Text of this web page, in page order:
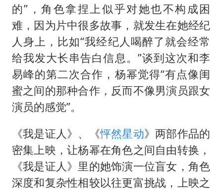
的”，角色拿捏上似乎对她也不构成困
难，因为片中很多故事，就发生在她经纪
人身上，比如“我经纪人喝醉了就会经常
给我发大长串告白信息。”谈到这次和李
易峰的第二次合作，杨幂觉得“有点像闺
蜜之间的那种合作，反而不像男演员跟女
演员的感觉”。
《我是证人》、《怦然星动》两部作品的
密集上映，让杨幂在角色之间自由转换，
《我是证人》里的她饰演一位盲女，角色
深度和复杂性相较以往更富挑战，上映之